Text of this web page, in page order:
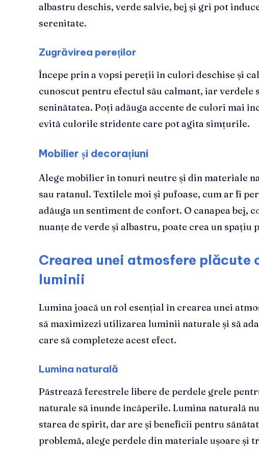
albastru deschis, verde salvie, bej și gri pot
serenitate.
Zugrăvirea pereților
Începe prin a vopsi pereții în culori deschise și
cunoscut pentru efectul său calmant, iar verdele
seninătatea. Poți adăuga accente de culori mai
evită culorile stridente care pot agita simțurile.
Mobilier și decorațiuni
Alege mobilier în tonuri neutre și din materiale
sau ratanul. Textilele moi și pufoase, cum ar fi
adăuga un sentiment de confort. O canapea bej,
nuanțe de verde și albastru, poate crea un
Crearea unei atmosfere plăcute
luminii
Lumina joacă un rol esențial în crearea unei
să maximizezi utilizarea luminii naturale și să
care să completeze acest efect.
Lumina naturală
Păstrează ferestrele libere de perdele grele
naturale să inunde încăperile. Lumina naturală
starea de spirit, dar are și beneficii pentru
problemă, alege perdele din materiale ușoare și